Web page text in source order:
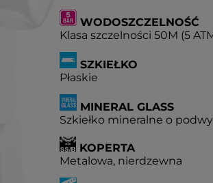
WODOSZCZELNOŚĆ
Klasa szczelności 50M (5
SZKIEŁKO
Płaskie
MINERAL GLASS
Szkiełko mineralne o
KOPERTA
Metalowa, nierdzewna